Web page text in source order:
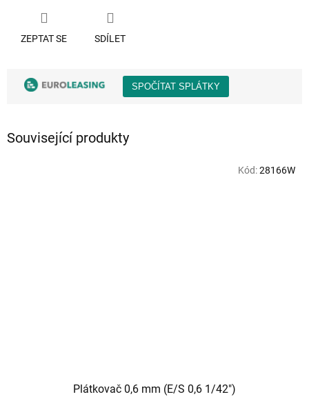
ZEPTAT SE SDÍLET
Související produkty
Plátkovač 0,6 mm (E/S 0,6 1/42")
Kód:28166W